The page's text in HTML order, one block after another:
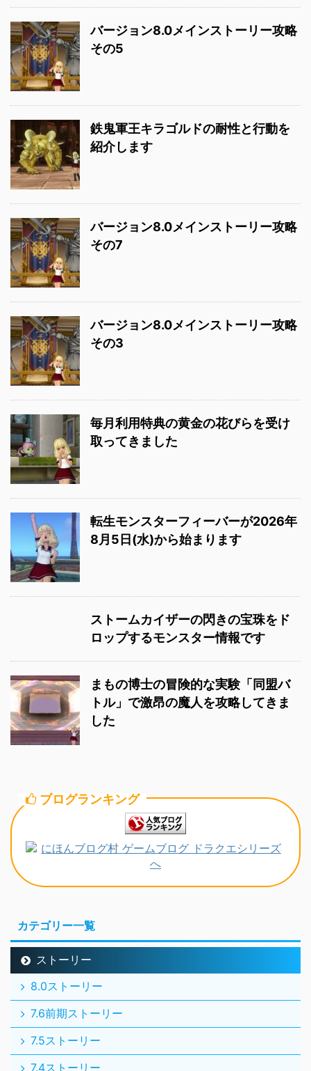
バージョン8.0メインストーリー攻略
その5
鉄鬼軍王キラゴルドの耐性と行動を
紹介します
バージョン8.0メインストーリー攻略
その7
バージョン8.0メインストーリー攻略
その3
毎月利用特典の黄金の花びらを受け
取ってきました
転生モンスターフィーバーが2026年
8月5日(水)から始まります
ストームカイザーの閃きの宝珠をド
ロップするモンスター情報です
まもの博士の冒険的な実験「同盟バ
トル」で激昂の魔人を攻略してきま
した
ブログランキング
カテゴリー一覧
ストーリー
8.0ストーリー
7.6前期ストーリー
7.5ストーリー
7.4ストーリー